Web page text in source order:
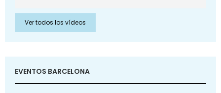
Ver todos los vídeos
EVENTOS BARCELONA